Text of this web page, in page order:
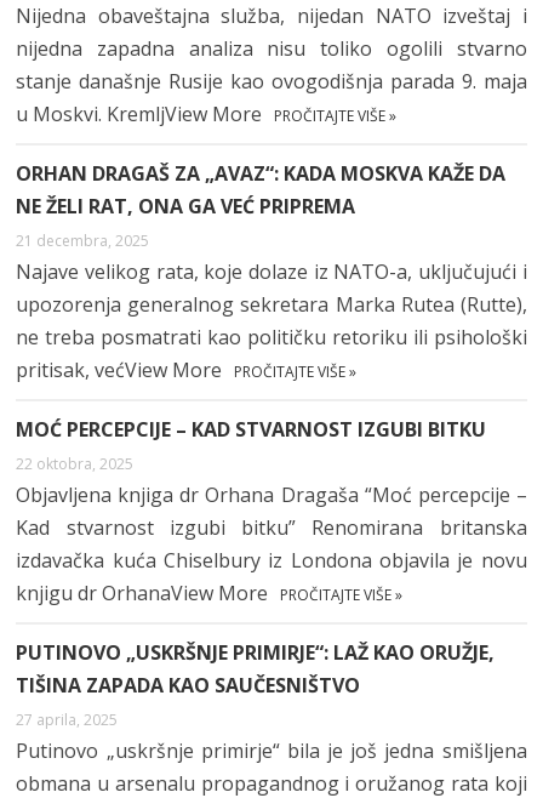
Nijedna obaveštajna služba, nijedan NATO izveštaj i
nijedna zapadna analiza nisu toliko ogolili stvarno
stanje današnje Rusije kao ovogodišnja parada 9. maja
u Moskvi. KremljView More
PROČITAJTE VIŠE »
ORHAN DRAGAŠ ZA „AVAZ“: KADA MOSKVA KAŽE DA
NE ŽELI RAT, ONA GA VEĆ PRIPREMA
21 decembra, 2025
Najave velikog rata, koje dolaze iz NATO-a, uključujući i
upozorenja generalnog sekretara Marka Rutea (Rutte),
ne treba posmatrati kao političku retoriku ili psihološki
pritisak, većView More
PROČITAJTE VIŠE »
MOĆ PERCEPCIJE – KAD STVARNOST IZGUBI BITKU
22 oktobra, 2025
Objavljena knjiga dr Orhana Dragaša “Moć percepcije –
Kad stvarnost izgubi bitku” Renomirana britanska
izdavačka kuća Chiselbury iz Londona objavila je novu
knjigu dr OrhanaView More
PROČITAJTE VIŠE »
PUTINOVO „USKRŠNJE PRIMIRJE“: LAŽ KAO ORUŽJE,
TIŠINA ZAPADA KAO SAUČESNIŠTVO
27 aprila, 2025
Putinovo „uskršnje primirje“ bila je još jedna smišljena
obmana u arsenalu propagandnog i oružanog rata koji